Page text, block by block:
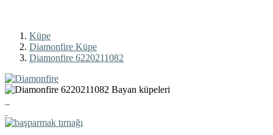
Küpe
Diamonfire Küpe
Diamonfire 6220211082